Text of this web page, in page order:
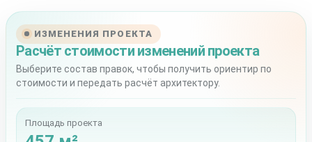
ИЗМЕНЕНИЯ ПРОЕКТА
Расчёт стоимости изменений проекта
Выберите состав правок, чтобы получить ориентир по
стоимости и передать расчёт архитектору.
Площадь проекта